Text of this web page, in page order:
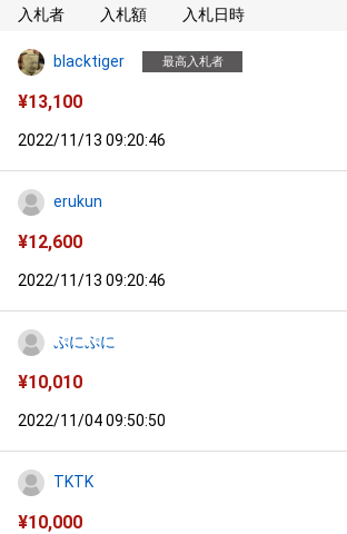
入札者 入札額 入札日時
blacktiger 最高入札者
¥13,100
2022/11/13 09:20:46
erukun
¥12,600
2022/11/13 09:20:46
ぷにぷに
¥10,010
2022/11/04 09:50:50
TKTK
¥10,000